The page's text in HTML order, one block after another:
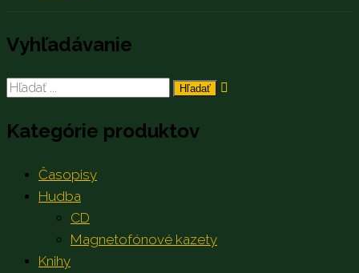
Vyhľadávanie
Search
Kategórie produktov
Časopisy
Hudba
CD
Magnetofónové kazety
Knihy